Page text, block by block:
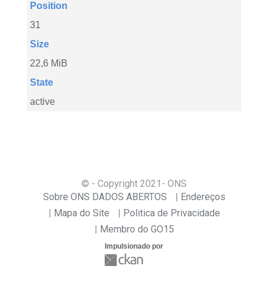
Position
31
Size
22,6 MiB
State
active
© - Copyright 2021 - ONS
Sobre ONS DADOS ABERTOS
Endereços
Mapa do Site
Politica de Privacidade
Membro do GO15
Impulsionado por